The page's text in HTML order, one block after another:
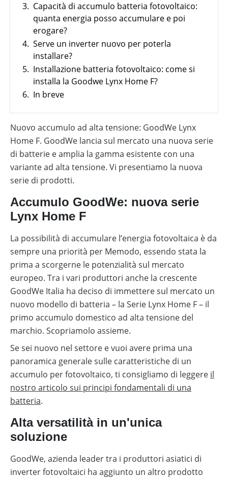
inverter
fotovoltaici
Tabelle
comparative
fotovoltaico
Memodo
su
Calcolatore
autoconsumo
fotovoltaico
Study
Sistemi
Sector
Panoramica
Argomento
Generale
Wallbox
Colonnine
Strumenti
Panoramica
Wallbox
ricarica
veicoli
elettrici
News
Strumenti utili
Panoramica
tuo
lavoro
installatore
di
progettazione
Wallbox
di
ricarica
per
elettrici
Calcolatore
di
fotovoltaico
compatibili
con
fotovoltaici
Tabelle
comparative
materiale
fotovoltaico
Cataloghi
Memodo
materiale
fotovoltaico
Negozio online
Italia
3. Capacità di accumulo batteria fotovoltaico:
quanta energia posso accumulare e poi
erogare?
4. Serve un inverter nuovo per poterla
installare?
5. Installazione batteria fotovoltaico: come si
installa la Goodwe Lynx Home F?
6. In breve
Nuovo accumulo ad alta tensione: GoodWe Lynx
Home F. GoodWe lancia sul mercato una nuova serie
di batterie e amplia la gamma esistente con una
variante ad alta tensione. Vi presentiamo la nuova
serie di prodotti.
Accumulo GoodWe: nuova serie
Lynx Home F
La possibilità di accumulare l’energia fotovoltaica è da
sempre una priorità per Memodo, essendo stata la
prima a scorgerne le potenzialità sul mercato
europeo. Tra i vari produttori anche la crescente
GoodWe Italia ha deciso di immettere sul mercato un
nuovo modello di batteria – la Serie Lynx Home F – il
primo accumulo domestico ad alta tensione del
marchio. Scopriamolo assieme.
Se sei nuovo nel settore e vuoi avere prima una
panoramica generale sulle caratteristiche di un
accumulo per fotovoltaico, ti consigliamo di leggere il
nostro articolo sui principi fondamentali di una
batteria.
Alta versatilità in un'unica
soluzione
GoodWe, azienda leader tra i produttori asiatici di
inverter fotovoltaici ha aggiunto un altro prodotto